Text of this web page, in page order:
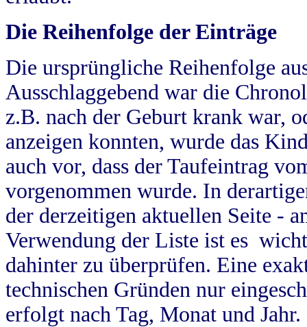
Die Reihenfolge der Einträge
Die ursprüngliche Reihenfolge
Ausschlaggebend war die
z.B. nach der Geburt krank war,
anzeigen konnten, wurde das
auch vor, dass der Taufeintrag
vorgenommen wurde. In
der derzeitigen aktuellen Seite -
Verwendung der Liste ist es
dahinter zu überprüfen. Eine
technischen Gründen nur
erfolgt nach Tag, Monat und Jahr.